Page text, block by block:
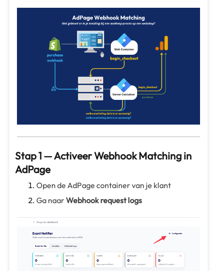
Stap 1 — Activeer Webhook Matching in
AdPage
Open de AdPage container van je klant
Ga naarWebhook request logs